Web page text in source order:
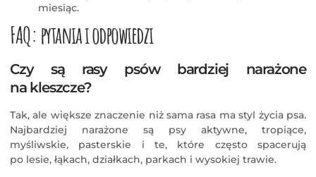
miesiąc.
FAQ: pytania i odpowiedzi
Czy są rasy psów bardziej narażone
na kleszcze?
Tak, ale większe znaczenie niż sama rasa ma styl życia psa.
Najbardziej narażone są psy aktywne, tropiące,
myśliwskie, pasterskie i te, które często spacerują
po lesie, łąkach, działkach, parkach i wysokiej trawie.